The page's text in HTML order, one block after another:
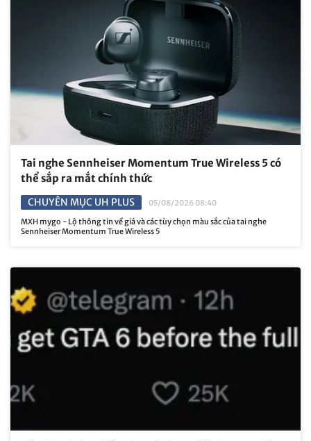
Tai nghe Sennheiser Momentum True Wireless 5 có
thể sắp ra mắt chính thức
CHUYÊN MỤC UH PLUS
05/08/2026 08:40
MXH mygo - Lộ thông tin về giá và các tùy chọn màu sắc của tai nghe
Sennheiser Momentum True Wireless 5